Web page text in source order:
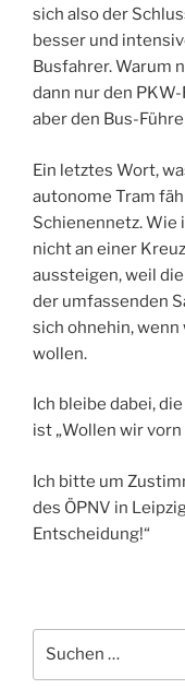
sich also der
besser und
Busfahrer. Warum
dann nur den
aber den Bus-
Ein letztes Wort,
autonome Tram
Schienennetz. Wie
nicht an einer
aussteigen, weil
der umfassenden
sich ohnehin, wenn
wollen.
Ich bleibe dabei,
ist „Wollen wir vorn
Ich bitte um
des ÖPNV in
Entscheidung!“
nach: